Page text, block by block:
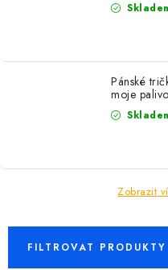
Pánské
moje palivo
Zobrazit
FILTROVAT PRODUKTY